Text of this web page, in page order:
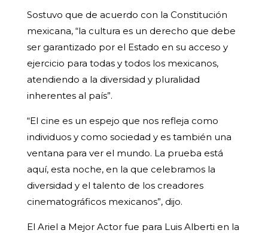
Sostuvo que de acuerdo con la Constitución
mexicana, “la cultura es un derecho que debe
ser garantizado por el Estado en su acceso y
ejercicio para todas y todos los mexicanos,
atendiendo a la diversidad y pluralidad
inherentes al país”.
“El cine es un espejo que nos refleja como
individuos y como sociedad y es también una
ventana para ver el mundo. La prueba está
aquí, esta noche, en la que celebramos la
diversidad y el talento de los creadores
cinematográficos mexicanos”, dijo.
El Ariel a Mejor Actor fue para Luis Alberti en la